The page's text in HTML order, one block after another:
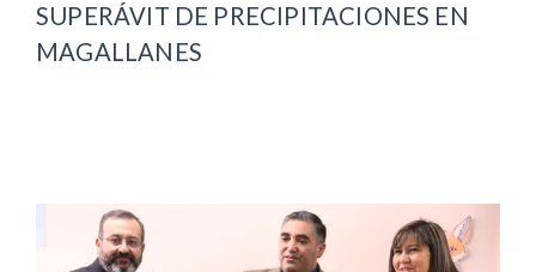
SUPERÁVIT DE PRECIPITACIONES EN
MAGALLANES